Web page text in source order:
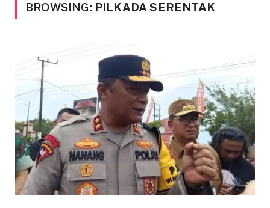
BROWSING: PILKADA SERENTAK